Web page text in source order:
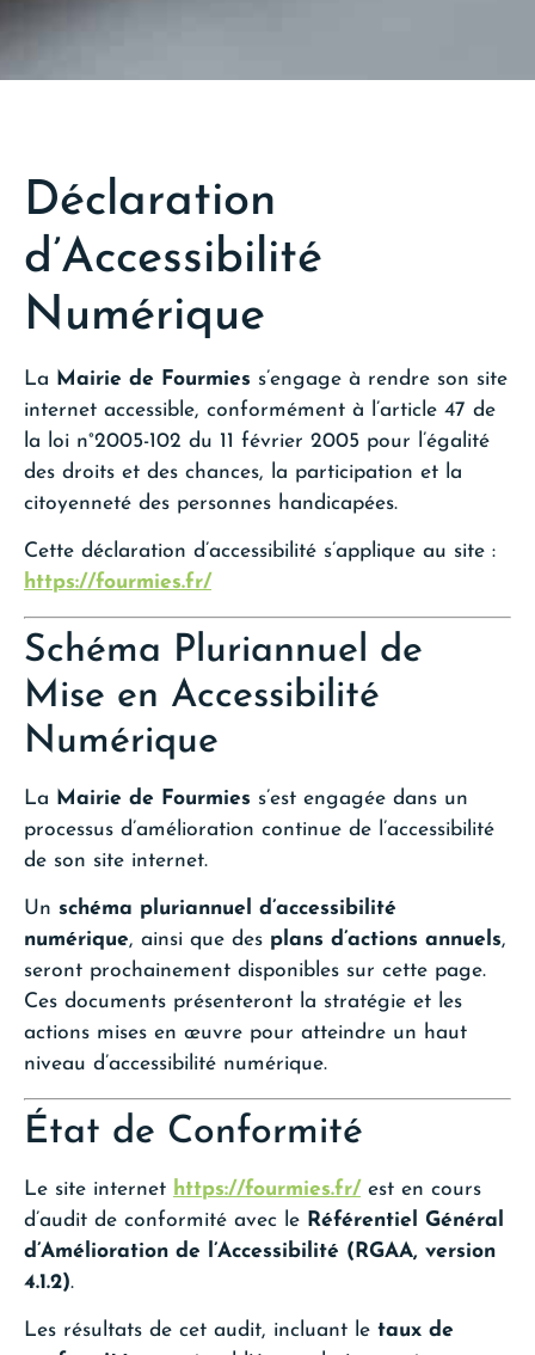
Déclaration
d’Accessibilité
Numérique
La Mairie de Fourmies s’engage à rendre son site
internet accessible, conformément à l’article 47 de
la loi n°2005-102 du 11 février 2005 pour l’égalité
des droits et des chances, la participation et la
citoyenneté des personnes handicapées.
Cette déclaration d’accessibilité s’applique au site :
https://fourmies.fr/
Schéma Pluriannuel de
Mise en Accessibilité
Numérique
La Mairie de Fourmies s’est engagée dans un
processus d’amélioration continue de l’accessibilité
de son site internet.
Un schéma pluriannuel d’accessibilité
numérique, ainsi que des plans d’actions annuels,
seront prochainement disponibles sur cette page.
Ces documents présenteront la stratégie et les
actions mises en œuvre pour atteindre un haut
niveau d’accessibilité numérique.
État de Conformité
Le site internet https://fourmies.fr/ est en cours
d’audit de conformité avec le Référentiel Général
d’Amélioration de l’Accessibilité (RGAA, version
4.1.2).
Les résultats de cet audit, incluant le taux de